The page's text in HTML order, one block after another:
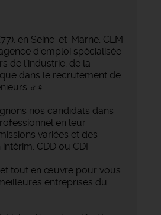
en Seine-et-Marne, CLM
d’emploi spécialisée
de l’industrie, de la
dans le recrutement de
‍♂️‍♀️
nos candidats dans
en leur
variées et des
CDD ou CDI.
tout en œuvre pour vous
entreprises du